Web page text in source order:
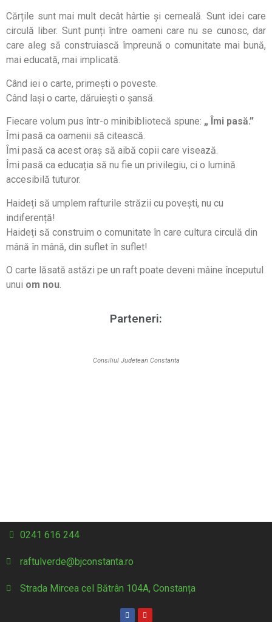
Cărțile sunt mai mult decât hârtie și cerneală. Sunt idei care
circulă liber. Sunt punți între oameni care nu se cunosc, dar
care aleg să construiască împreună o comunitate mai bună,
mai educată, mai implicată.
Când iei o carte, primești o poveste.
Când lași o carte, dăruiești o șansă.
Fiecare volum pus într-o minibibliotecă spune: „ Îmi pasă.”
Îmi pasă ca oamenii să citească.
Îmi pasă ca acest oraș să aibă copii care visează.
Îmi pasă ca educația să nu fie un privilegiu, ci o lumină
accesibilă tuturor.
Haideți să umplem rafturile străzii cu povești, nu cu
indiferență!
Haideți să construim o comunitate în care cultura circulă din
mână în mână, din suflet în suflet!
O carte lăsată astăzi pe un raft poate deveni mâine începutul
unui om nou.
Parteneri:
Consiliul Judetean Constanta
0241 616 244
raftulverde@bjconstanta.ro
Strada Mircea cel Bătrân 104A, Constanța